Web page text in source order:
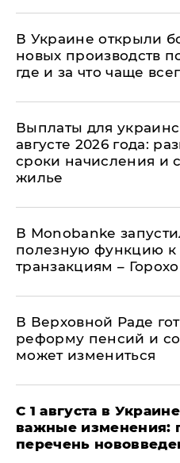
В Украине открыли
новых производств
где и за что чаще
Выплаты для
августе 2026 года:
сроки начисления и
жилье
В Мonobankе
полезную функцию к
транзакциям –
В Верховной Раде
реформу пенсий и
может измениться
С 1 августа в
важные изменения:
перечень